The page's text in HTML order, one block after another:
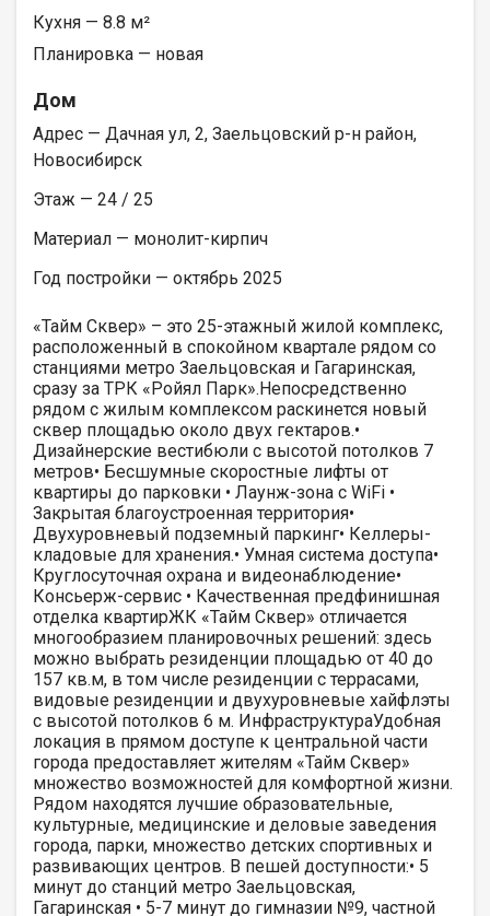
Кухня — 8.8 м²
Планировка — новая
Дом
Адрес — Дачная ул, 2, Заельцовский р-н район,
Новосибирск
Этаж — 24 / 25
Материал — монолит-кирпич
Год постройки — октябрь 2025
«Тайм Сквер» – это 25-этажный жилой комплекс,
расположенный в спокойном квартале рядом со
станциями метро Заельцовская и Гагаринская,
сразу за ТРК «Ройял Парк».Непосредственно
рядом с жилым комплексом раскинется новый
сквер площадью около двух гектаров.•
Дизайнерские вестибюли с высотой потолков 7
метров• Бесшумные скоростные лифты от
квартиры до парковки • Лаунж-зона с WiFi •
Закрытая благоустроенная территория•
Двухуровневый подземный паркинг• Келлеры-
кладовые для хранения.• Умная система доступа•
Круглосуточная охрана и видеонаблюдение•
Консьерж-сервис • Качественная предфинишная
отделка квартирЖК «Тайм Сквер» отличается
многообразием планировочных решений: здесь
можно выбрать резиденции площадью от 40 до
157 кв.м, в том числе резиденции с террасами,
видовые резиденции и двухуровневые хайфлэты
с высотой потолков 6 м. ИнфраструктураУдобная
локация в прямом доступе к центральной части
города предоставляет жителям «Тайм Сквер»
множество возможностей для комфортной жизни.
Рядом находятся лучшие образовательные,
культурные, медицинские и деловые заведения
города, парки, множество детских спортивных и
развивающих центров. В пешей доступности:• 5
минут до станций метро Заельцовская,
Гагаринская • 5-7 минут до гимназии №9, частной